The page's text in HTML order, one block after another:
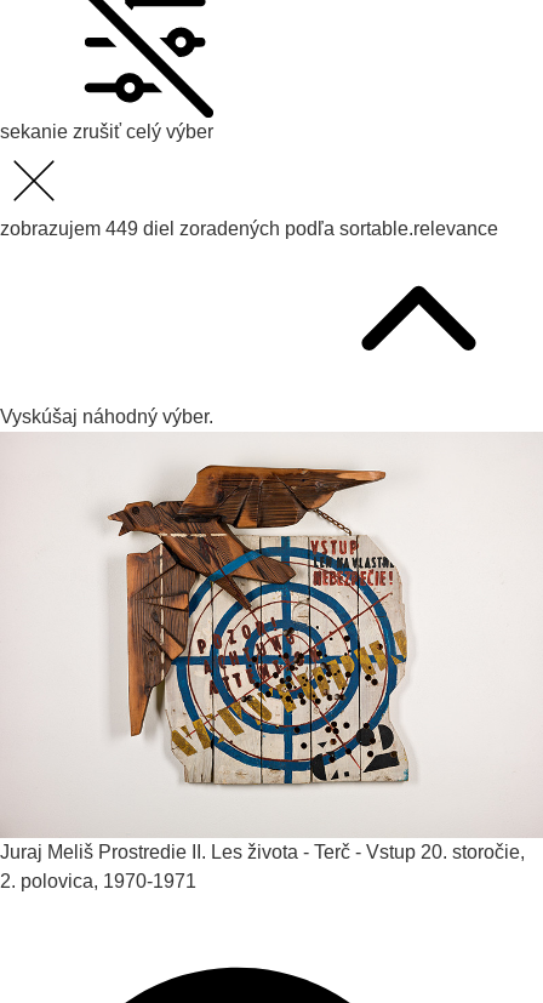
sekanie zrušiť celý výber
zobrazujem 449 diel zoradených podľa sortable.relevance
Vyskúšaj náhodný výber.
Juraj Meliš Prostredie II. Les života - Terč - Vstup 20. storočie,
2. polovica, 1970-1971